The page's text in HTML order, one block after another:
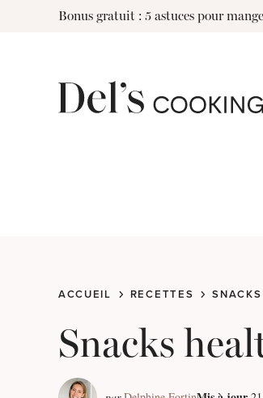
Bonus gratuit : 5 astuces pour
ACCUEIL RECETTES
Snacks